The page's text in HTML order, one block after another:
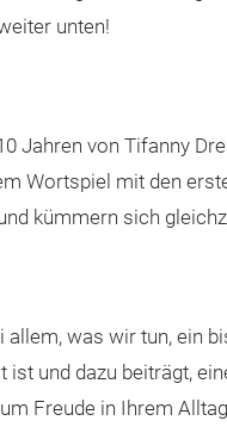
unten!
Jahren von Tifanny
Wortspiel mit den
kümmern sich
was wir tun, ein
ist und dazu beiträgt,
Freude in Ihrem